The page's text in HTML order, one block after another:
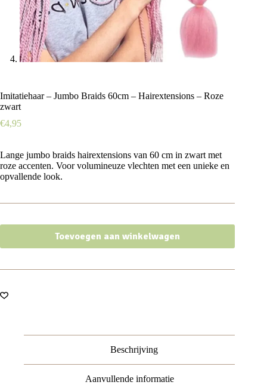
Imitatiehaar – Jumbo Braids 60cm – Hairextensions – Roze
zwart
€4,95
Lange jumbo braids hairextensions van 60 cm in zwart met
roze accenten. Voor volumineuze vlechten met een unieke en
opvallende look.
Toevoegen aan winkelwagen
Beschrijving
Aanvullende informatie